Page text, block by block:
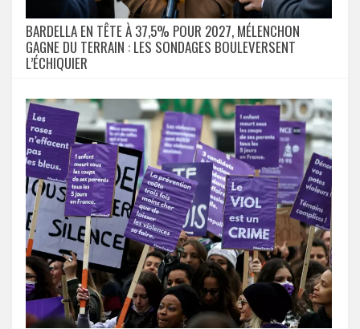
BARDELLA EN TÊTE À 37,5% POUR 2027, MÉLENCHON
GAGNE DU TERRAIN : LES SONDAGES BOULEVERSENT
L’ÉCHIQUIER